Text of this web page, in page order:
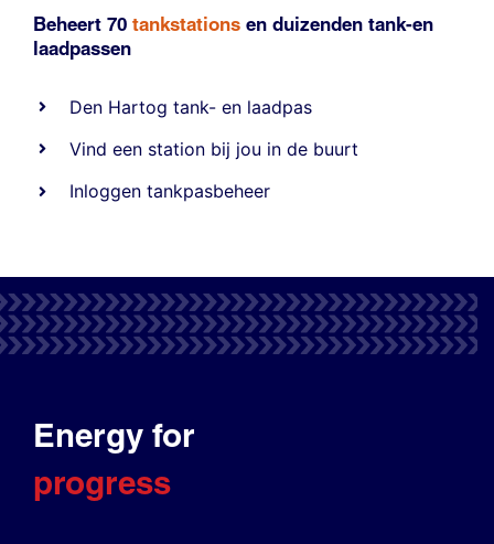
Beheert 70 tankstations en duizenden tank-en
laadpassen
Den Hartog tank- en laadpas
Vind een station bij jou in de buurt
Inloggen tankpasbeheer
Energy for
progress